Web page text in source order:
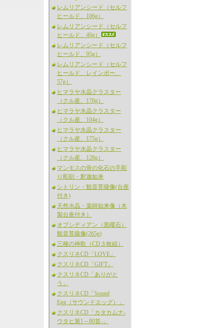
レムリアンシード（セルフ
ヒールド、106g）
レムリアンシード（セルフ
ヒールド、49g）
レムリアンシード（セルフ
ヒールド、95g）
レムリアンシード（セルフ
ヒールド、レインボー、
57g）
ヒマラヤ水晶クラスター
（クル産、170g）
ヒマラヤ水晶クラスター
（クル産、104g）
ヒマラヤ水晶クラスター
（クル産、175g）
ヒマラヤ水晶クラスター
（クル産、128g）
マンモスの骨の化石の手彫
り彫刻・釈迦如来
シトリン・観音菩薩像(台座
付き)
天然水晶・薬師如来像（木
製台座付き）
オブシディアン（黒曜石）
観音菩薩像(265g)
三種の神歌（CD３枚組）
クスリネCD「LOVE」
クスリネCD「GIFT」
クスリネCD「ありがと
う」
クスリネCD「Sound
Egg（サウンドエッグ）」
クスリネCD「カタカムナ-
ウタヒ第1～80首-」